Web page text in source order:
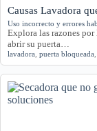
Causas Lavadora
Uso incorrecto y errores
Explora las razones
abrir su puerta…
lavadora puerta bloqueada